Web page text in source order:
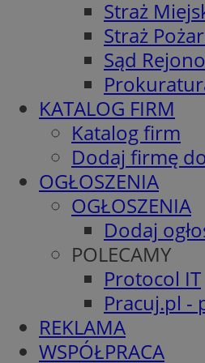
Straż
Straż
Sąd
KATALOG FIRM
Katalog firm
Dodaj firmę
OGŁOSZENIA
OGŁOSZENIA
Dodaj
POLECAMY
Protocol IT
Pracuj.pl -
REKLAMA
WSPÓŁPRACA